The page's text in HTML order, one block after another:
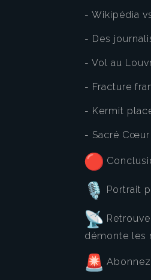
- Wikipédia
- Des
- Vol au
- Fracture
- Kermit
- Sacré
Portrait
démonte les